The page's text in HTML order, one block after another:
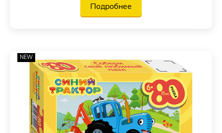
Подробнее
NEW